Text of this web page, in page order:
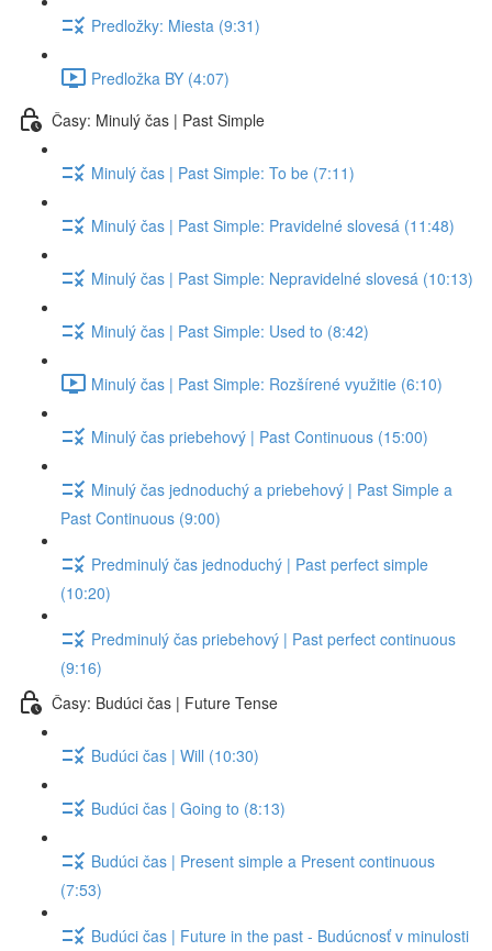
Predložky: Miesta (9:31)
Predložka BY (4:07)
Časy: Minulý čas | Past Simple
Minulý čas | Past Simple: To be (7:11)
Minulý čas | Past Simple: Pravidelné slovesá (11:48)
Minulý čas | Past Simple: Nepravidelné slovesá (10:13)
Minulý čas | Past Simple: Used to (8:42)
Minulý čas | Past Simple: Rozšírené využitie (6:10)
Minulý čas priebehový | Past Continuous (15:00)
Minulý čas jednoduchý a priebehový | Past Simple a
Past Continuous (9:00)
Predminulý čas jednoduchý | Past perfect simple
(10:20)
Predminulý čas priebehový | Past perfect continuous
(9:16)
Časy: Budúci čas | Future Tense
Budúci čas | Will (10:30)
Budúci čas | Going to (8:13)
Budúci čas | Present simple a Present continuous
(7:53)
Budúci čas | Future in the past - Budúcnosť v minulosti